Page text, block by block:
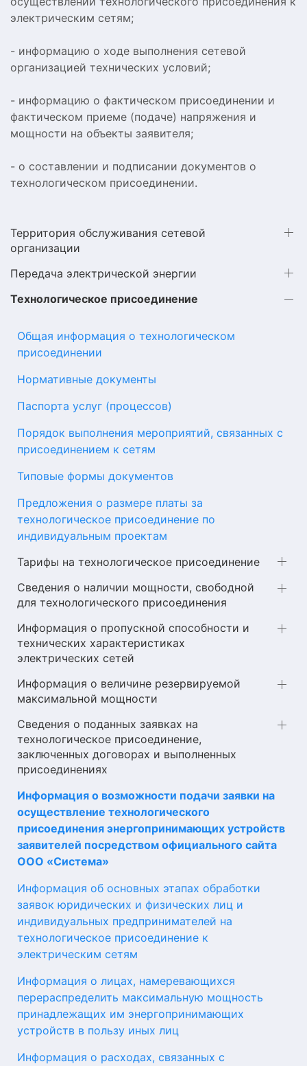
Территория обслуживания сетевой
организации
Передача электрической энергии
Технологическое присоединение
Общая информация о технологическом
присоединении
Нормативные документы
Паспорта услуг (процессов)
Порядок выполнения мероприятий, связанных с
присоединением к сетям
Типовые формы документов
Предложения о размере платы за
технологическое присоединение по
индивидуальным проектам
Тарифы на технологическое присоединение
Сведения о наличии мощности, свободной
для технологического присоединения
Информация о пропускной способности и
технических характеристиках
электрических сетей
Информация о величине резервируемой
максимальной мощности
Сведения о поданных заявках на
технологическое присоединение,
заключенных договорах и выполненных
присоединениях
Информация о возможности подачи заявки на
осуществление технологического
присоединения энергопринимающих устройств
заявителей посредством официального сайта
ООО «Система»
Информация об основных этапах обработки
заявок юридических и физических лиц и
индивидуальных предпринимателей на
технологическое присоединение к
электрическим сетям
Информация о лицах, намеревающихся
перераспределить максимальную мощность
принадлежащих им энергопринимающих
устройств в пользу иных лиц
Информация о расходах, связанных с
электрическим сетям;
- информацию о ходе выполнения сетевой
организацией технических условий;
- информацию о фактическом присоединении и
фактическом приеме (подаче) напряжения и
мощности на объекты заявителя;
- о составлении и подписании документов о
технологическом присоединении.